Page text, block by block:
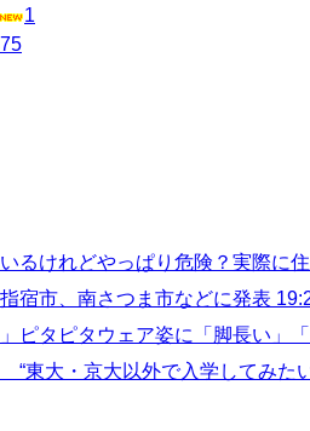
1
75
るけれどやっぱり危険？実際に
宿市、南さつま市などに発表
ピタピタウェア姿に「脚長い」
“東大・京大以外で入学してみ